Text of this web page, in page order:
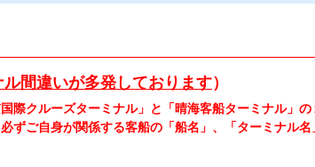
間違いが多発しております）
際クルーズターミナル」と「晴海客船ターミナル」の
ずご自身が関係する客船の「船名」、「ターミナル名